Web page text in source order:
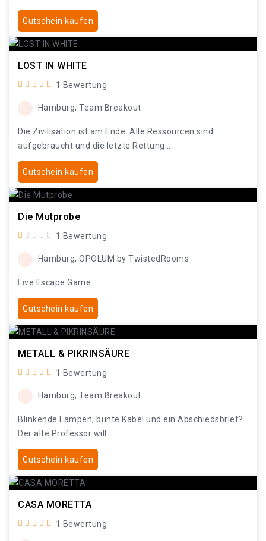
Gutschein kaufen
LOST IN WHITE
1 Bewertung
Hamburg, Team Breakout
Die Zivilisation ist am Ende: Alle Ressourcen sind
aufgebraucht und die letzte Rettung…
Gutschein kaufen
Die Mutprobe
1 Bewertung
Hamburg, OPOLUM by TwistedRooms
Live Escape Game
Gutschein kaufen
METALL & PIKRINSÄURE
1 Bewertung
Hamburg, Team Breakout
Blinkende Lampen, bunte Kabel und ein Abschiedsbrief?
Der alte Professor will…
Gutschein kaufen
CASA MORETTA
1 Bewertung